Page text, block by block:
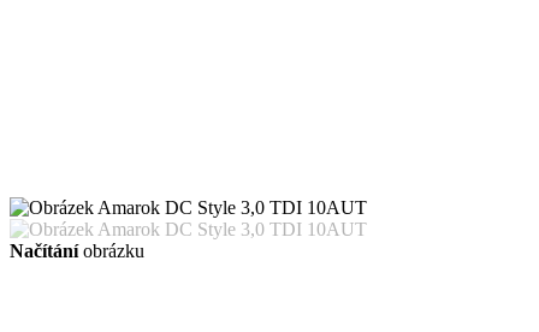
Načítáníobrázku